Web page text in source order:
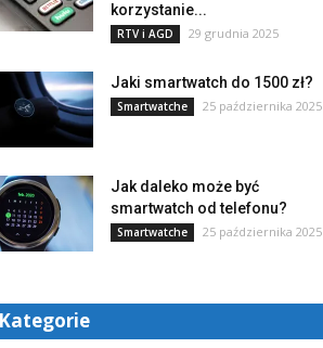
korzystanie...
RTV i AGD 29 grudnia 2025
Jaki smartwatch do 1500 zł?
Smartwatche 25 października 2025
Jak daleko może być
smartwatch od telefonu?
Smartwatche 25 października 2025
Kategorie